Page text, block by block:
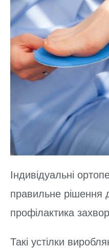
Індивідуальні
правильне рішення
профілактика
Такі устілки